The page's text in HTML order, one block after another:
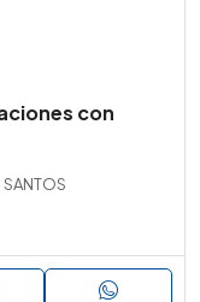
con
SANTOS